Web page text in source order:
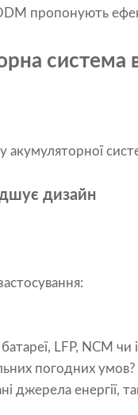
пропонують
система
акумуляторної
дизайн
LFP, NCM чи
погодних умов?
джерела енергії,